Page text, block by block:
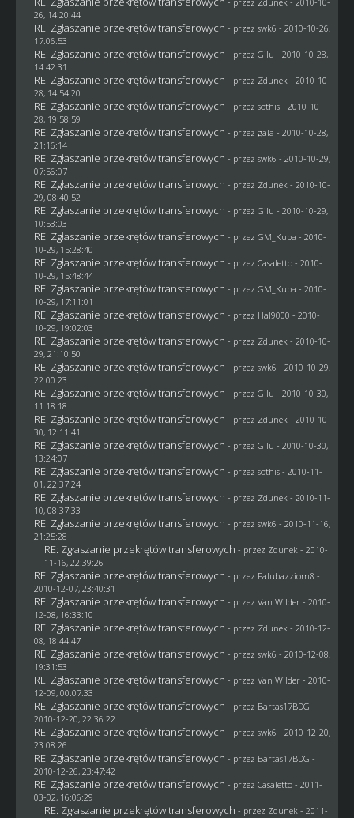
26, 14:20:44
RE: Zgłaszanie przekrętów transferowych - przez swk6 - 2010-10-26,
17:06:53
RE: Zgłaszanie przekrętów transferowych - przez Gilu - 2010-10-28,
14:42:31
RE: Zgłaszanie przekrętów transferowych - przez Zdunek - 2010-10-
28, 14:54:20
RE: Zgłaszanie przekrętów transferowych - przez sothis- 2010-10-
28, 19:58:59
RE: Zgłaszanie przekrętów transferowych - przez gala - 2010-10-28,
21:16:14
RE: Zgłaszanie przekrętów transferowych - przez swk6 - 2010-10-29,
07:56:07
RE: Zgłaszanie przekrętów transferowych - przez Zdunek - 2010-10-
29, 08:40:52
RE: Zgłaszanie przekrętów transferowych - przez Gilu - 2010-10-29,
10:53:03
RE: Zgłaszanie przekrętów transferowych - przez GM_Kuba - 2010-
10-29, 15:28:40
RE: Zgłaszanie przekrętów transferowych - przez Casaletto- 2010-
10-29, 15:48:44
RE: Zgłaszanie przekrętów transferowych - przez GM_Kuba - 2010-
10-29, 17:11:01
RE: Zgłaszanie przekrętów transferowych - przez Hal9000 - 2010-
10-29, 19:02:03
RE: Zgłaszanie przekrętów transferowych - przez Zdunek - 2010-10-
29, 21:10:50
RE: Zgłaszanie przekrętów transferowych - przez swk6 - 2010-10-29,
22:00:23
RE: Zgłaszanie przekrętów transferowych - przez Gilu - 2010-10-30,
11:18:18
RE: Zgłaszanie przekrętów transferowych - przez Zdunek - 2010-10-
30, 12:11:41
RE: Zgłaszanie przekrętów transferowych - przez Gilu - 2010-10-30,
13:24:07
RE: Zgłaszanie przekrętów transferowych - przez sothis- 2010-11-
01, 22:37:24
RE: Zgłaszanie przekrętów transferowych - przez Zdunek - 2010-11-
10, 08:37:33
RE: Zgłaszanie przekrętów transferowych - przez swk6 - 2010-11-16,
21:25:28
RE: Zgłaszanie przekrętów transferowych - przez Zdunek - 2010-
11-16, 22:39:26
RE: Zgłaszanie przekrętów transferowych - przez Falubazziom8 -
2010-12-07, 23:40:31
RE: Zgłaszanie przekrętów transferowych - przez Van Wilder- 2010-
12-08, 16:33:10
RE: Zgłaszanie przekrętów transferowych - przez Zdunek - 2010-12-
08, 18:44:47
RE: Zgłaszanie przekrętów transferowych - przez swk6 - 2010-12-08,
19:31:53
RE: Zgłaszanie przekrętów transferowych - przez Van Wilder- 2010-
12-09, 00:07:33
RE: Zgłaszanie przekrętów transferowych - przez Bartas17BDG -
2010-12-20, 22:36:22
RE: Zgłaszanie przekrętów transferowych - przez swk6 - 2010-12-20,
23:08:26
RE: Zgłaszanie przekrętów transferowych - przez Bartas17BDG -
2010-12-26, 23:47:42
RE: Zgłaszanie przekrętów transferowych - przez Casaletto- 2011-
03-02, 16:06:29
RE: Zgłaszanie przekrętów transferowych - przez Zdunek - 2011-